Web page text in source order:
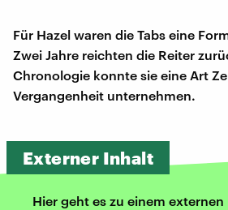
Für Hazel waren die Tabs eine
Zwei Jahre reichten die Reiter
Chronologie konnte sie eine Art
Vergangenheit unternehmen.
Externer Inhalt
Hier geht es zu einem